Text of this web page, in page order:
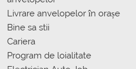
Livrare anvelopelor în orașe
Bine sa stii
Cariera
Program de loialitate